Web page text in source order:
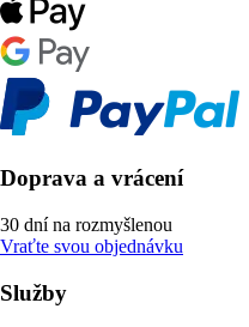
Doprava a vrácení
30 dní na rozmyšlenou
Vraťte svou objednávku
Služby